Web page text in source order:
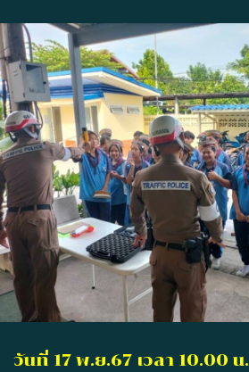
วันที่ 17 พ.ย.67 เวลา 10.00 น.